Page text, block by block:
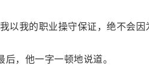
以我的职业操守保证，绝不会
后，他一字一顿地说道。